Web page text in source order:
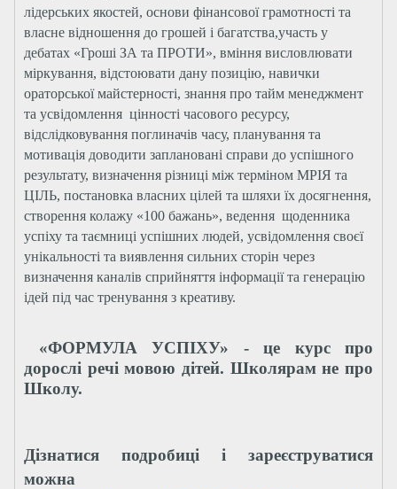
лідерських якостей, основи фінансової грамотності та
власне відношення до грошей і багатства,участь у
дебатах «Гроші ЗА та ПРОТИ», вміння висловлювати
міркування, відстоювати дану позицію, навички
ораторської майстерності, знання про тайм менеджмент
та усвідомлення цінності часового ресурсу,
відслідковування поглиначів часу, планування та
мотивація доводити заплановані справи до успішного
результату, визначення різниці між терміном МРІЯ та
ЦІЛЬ, постановка власних цілей та шляхи їх досягнення,
створення колажу «100 бажань», ведення щоденника
успіху та таємниці успішних людей, усвідомлення своєї
унікальності та виявлення сильних сторін через
визначення каналів сприйняття інформації та генерацію
ідей під час тренування з креативу.
«ФОРМУЛА УСПІХУ» - це курс про
дорослі речі мовою дітей. Школярам не про
Школу.
Дізнатися подробиці і зареєструватися
можна